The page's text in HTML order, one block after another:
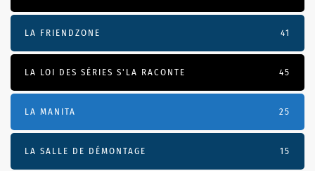
LA FRIENDZONE 41
LA LOI DES SÉRIES S'LA RACONTE 45
LA MANITA 25
LA SALLE DE DÉMONTAGE 15